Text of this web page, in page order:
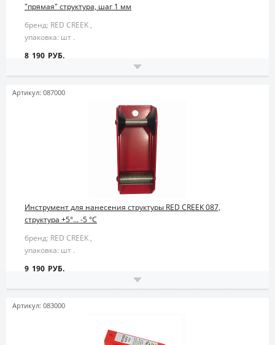
"прямая" структура, шаг 1 мм
бренд: RED CREEK ,
упаковка: шт .
8 190 РУБ.
Артикул: 087000
Инструмент для нанесения структуры RED CREEK 087,
структура +5°... -5 °С
бренд: RED CREEK ,
упаковка: шт .
9 190 РУБ.
Артикул: 083000